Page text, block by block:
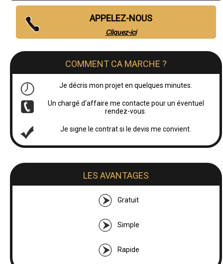
APPELEZ-NOUS
Cliquez-ici
COMMENT CA MARCHE ?
Je décris mon projet en quelques minutes.
Un chargé d'affaire me contacte pour un éventuel
rendez-vous.
Je signe le contrat si le devis me convient.
LES AVANTAGES
Gratuit
Simple
Rapide